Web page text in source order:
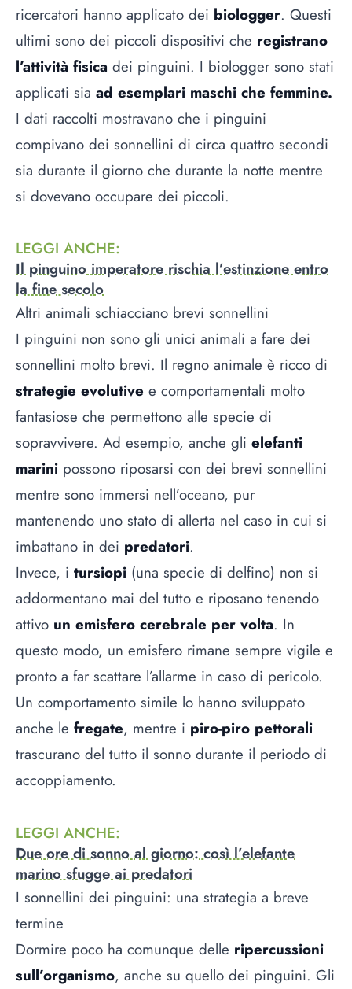
ricercatori hanno applicato dei biologger. Questi
ultimi sono dei piccoli dispositivi che registrano
l’attività fisica dei pinguini. I biologger sono stati
applicati sia ad esemplari maschi che femmine.
I dati raccolti mostravano che i pinguini
compivano dei sonnellini di circa quattro secondi
sia durante il giorno che durante la notte mentre
si dovevano occupare dei piccoli.
LEGGI ANCHE:
Il pinguino imperatore rischia l’estinzione entro
la fine secolo
Altri animali schiacciano brevi sonnellini
I pinguini non sono gli unici animali a fare dei
sonnellini molto brevi. Il regno animale è ricco di
strategie evolutive e comportamentali molto
fantasiose che permettono alle specie di
sopravvivere. Ad esempio, anche gli elefanti
marini possono riposarsi con dei brevi sonnellini
mentre sono immersi nell’oceano, pur
mantenendo uno stato di allerta nel caso in cui si
imbattano in dei predatori.
Invece, i tursiopi (una specie di delfino) non si
addormentano mai del tutto e riposano tenendo
attivo un emisfero cerebrale per volta. In
questo modo, un emisfero rimane sempre vigile e
pronto a far scattare l’allarme in caso di pericolo.
Un comportamento simile lo hanno sviluppato
anche le fregate, mentre i piro-piro pettorali
trascurano del tutto il sonno durante il periodo di
accoppiamento.
LEGGI ANCHE:
Due ore di sonno al giorno: così l’elefante
marino sfugge ai predatori
I sonnellini dei pinguini: una strategia a breve
termine
Dormire poco ha comunque delle ripercussioni
sull’organismo, anche su quello dei pinguini. Gli